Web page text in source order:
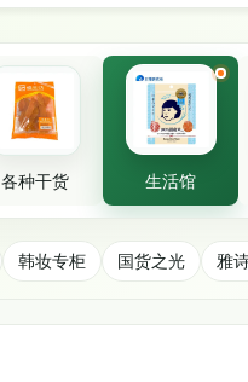
各种干货 生活馆
韩妆专柜 国货之光 雅